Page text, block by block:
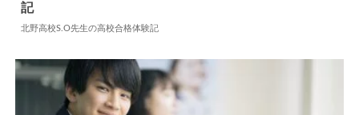
高校合格体験記
記
北野高校S.O先生の高校合格体験記